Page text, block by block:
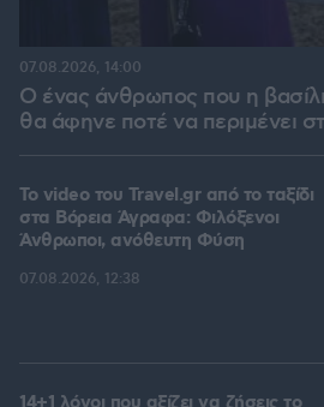
Ο ένας άνθρωπος που η
θα άφηνε ποτέ να περιμένει
07.08.2026, 14:00
To video του Travel.gr από το ταξίδι
στα Βόρεια Άγραφα: Φιλόξενοι
Άνθρωποι, ανόθευτη Φύση
07.08.2026, 12:38